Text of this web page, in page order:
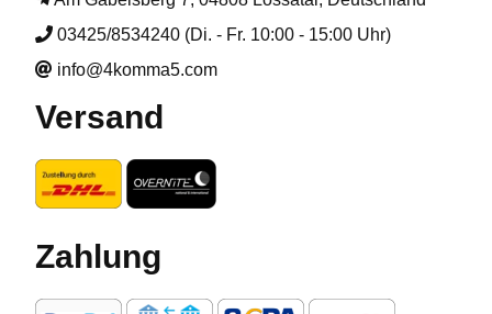
03425/8534240 (Di. - Fr. 10:00 - 15:00 Uhr)
info@4komma5.com
Versand
Zahlung